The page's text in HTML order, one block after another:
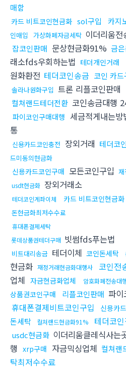
매함
카드 비트코인현금화 sol구입 카지
인매입
가상화폐자금세탁 이더리움전
잡코인판매 문상현금화91% 금
래소fds우회하는법 테더개인거래
원화환전 테더코인송금 코인 카드
솔라나원화구입 트론 리플코인판매
컬쳐랜드테더전환 코인송금대행
파이코인구매대행 세금적게내는방
통
신용카드코인충전 장외거래 테더코
드미동의현금화
신용카드코인구매 모든코인구입
usdt현금화 장외거래소
테더코인계좌이체 카드 비트코인현금화
돈현금화최저수수료
휴대폰결제세탁
롯데상품권테더구매 빗썸fds푸는법
비트대리송금 테더이체 코인돈세탁
현금화 재정거래현금화대행사 코인전
업체 자금현금화업체 암호화폐전송대
상품권코인구매
리플코인판매 파이
휴대폰결제비트코인구입
신용카
돈세탁
컬쳐랜드현금화91% 테더코
usdc현금화 이더리움클레식사는
행 xrp구매 자금믹싱업체 컬쳐랜
탁최저수수료